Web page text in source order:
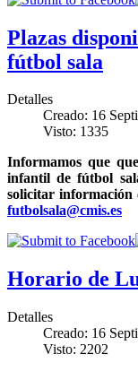
Plazas
fútbol sala
Detalles
Creado: 16
Visto: 1335
Informamos que
infantil de fútbol
solicitar información
futbolsala@cmis.es
Horario de
Detalles
Creado: 16
Visto: 2202